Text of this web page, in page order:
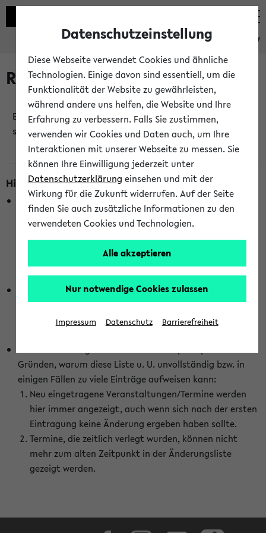
eKVV
Raumänderungen
Es wurden keine Raumänderungen an jetzt
stattfindenden Veranstaltungen gefunden!
Hinweise zur Liste der Raumänderungen
In dieser Liste werden nur Veranstaltungstermine
berücksichtigt, die gerade oder innerhalb der nächsten 2
Stunden stattfinden. Berücksichtigt werden nur Termine,
wurden. Die Anzeige ist semesterübergreifend und nicht
abhängig vom im eKVV gewählten Semester.
Die hier gezeigte Liste von Raumänderungen kann nur
vollständig sein, wenn den Fakultäten von den Lehrenden
die Änderungen zeitnah mitgeteilt und diese Änderungen
Gründen, warum diese Liste u. U. unvollständig bzw. in
einigen Fällen zu viele Einträge aufweisen kann:
Neu eingetragene Veranstaltungen/Termine werden
hier immer angezeigt, auch wenn sich nach der ersten
Eintragung keine Änderung ergeben haben sollte.
Termine, die zeitlich verlegt wurden, können nicht
mehr zum alten Zeitpunkt in der Änderungsliste
gezeigt werden.
Datenschutzeinstellung
Diese Webseite verwendet Cookies und ähnliche
Technologien. Einige davon sind essentiell, um die
Funktionalität der Website zu gewährleisten,
während andere uns helfen, die Website und Ihre
Erfahrung zu verbessern. Falls Sie zustimmen,
verwenden wir Cookies und Daten auch, um Ihre
Interaktionen mit unserer Webseite zu messen. Sie
können Ihre Einwilligung jederzeit unter
Datenschutzerklärung einsehen und mit der
Wirkung für die Zukunft widerrufen. Auf der Seite
finden Sie auch zusätzliche Informationen zu den
verwendeten Cookies und Technologien.
Alle akzeptieren
Nur notwendige Cookies zulassen
Impressum Datenschutz Barrierefreiheit